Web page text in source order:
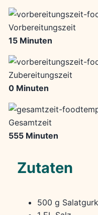
Vorbereitungszeit
15 Minuten
Zubereitungszeit
0 Minuten
Gesamtzeit
555 Minuten
Zutaten
500 g